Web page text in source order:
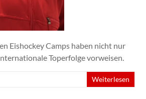
Eishockey Camps haben nicht nur
Toperfolge vorweisen.
Weiterlesen